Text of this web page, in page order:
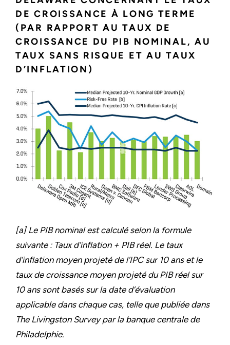
DE CROISSANCE À LONG TERME
(PAR RAPPORT AU TAUX DE
CROISSANCE DU PIB NOMINAL, AU
TAUX SANS RISQUE ET AU TAUX
D’INFLATION)
[a] Le PIB nominal est calculé selon la formule
suivante : Taux d’inflation + PIB réel. Le taux
d’inflation moyen projeté de l’IPC sur 10 ans et le
taux de croissance moyen projeté du PIB réel sur
10 ans sont basés sur la date d’évaluation
applicable dans chaque cas, telle que publiée dans
The Livingston Survey par la banque centrale de
Philadelphie.